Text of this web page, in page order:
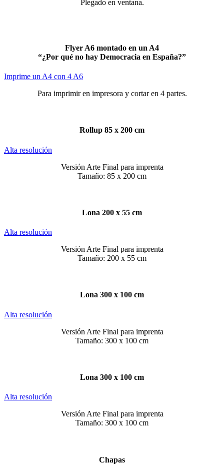
Plegado en ventana.
Flyer A6 montado en un A4
“¿Por qué no hay Democracia en España?”
Imprime un A4 con 4 A6
Para imprimir en impresora y cortar en 4 partes.
Rollup 85 x 200 cm
Alta resolución
Versión Arte Final para imprenta
Tamaño: 85 x 200 cm
Lona 200 x 55 cm
Alta resolución
Versión Arte Final para imprenta
Tamaño: 200 x 55 cm
Lona 300 x 100 cm
Alta resolución
Versión Arte Final para imprenta
Tamaño: 300 x 100 cm
Lona 300 x 100 cm
Alta resolución
Versión Arte Final para imprenta
Tamaño: 300 x 100 cm
Chapas